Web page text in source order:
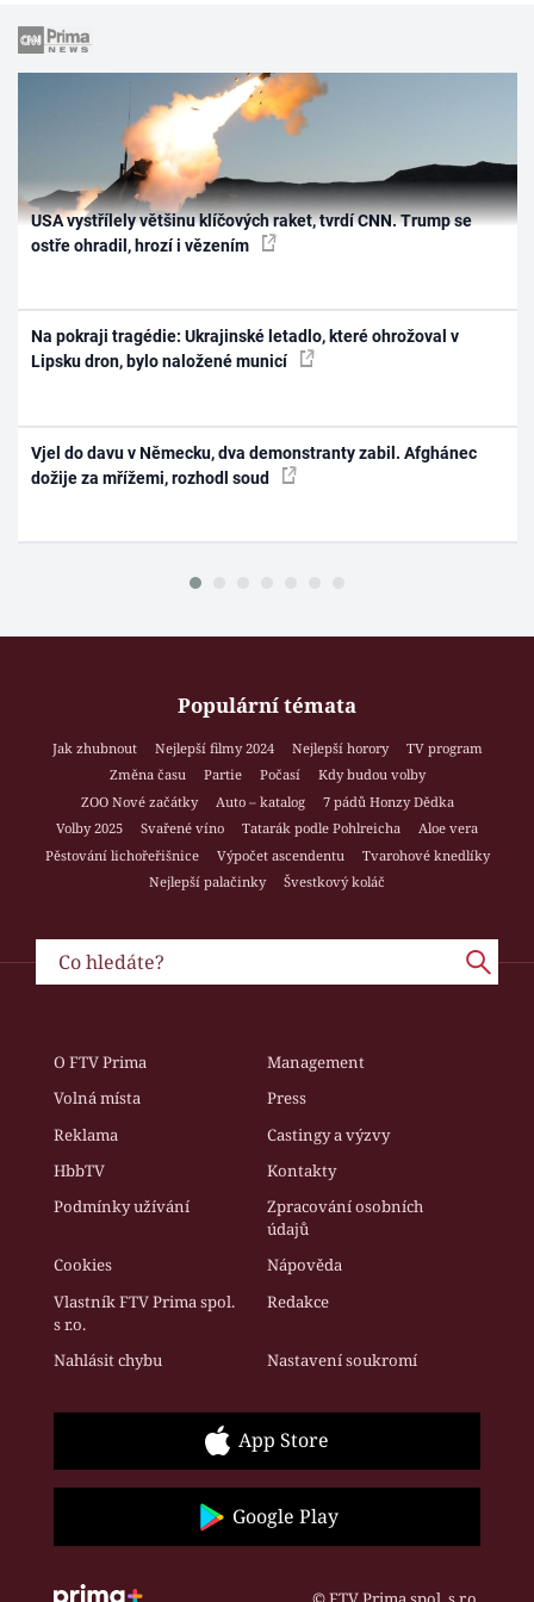
USA vystřílely většinu klíčových raket, tvrdí CNN. Trump se
ostře ohradil, hrozí i vězením
Na pokraji tragédie: Ukrajinské letadlo, které ohrožoval v
Lipsku dron, bylo naložené municí
Vjel do davu v Německu, dva demonstranty zabil. Afghánec
dožije za mřížemi, rozhodl soud
Populární témata
Jak zhubnout Nejlepší filmy 2024 Nejlepší horory
TV program
Změna času
Partie Počasí
Kdy budou volby
ZOO Nové začátky
Auto – katalog
7 pádů Honzy Dědka
Volby 2025
Svařené víno Tatarák podle Pohlreicha
Aloe vera
Pěstování lichořeřišnice
Výpočet ascendentu
Tvarohové knedlíky
Nejlepší palačinky
Švestkový koláč
O FTV Prima
Management
Volná místa
Press
Reklama
Castingy a výzvy
HbbTV
Kontakty
Podmínky užívání
Zpracování osobních
údajů
Cookies
Nápověda
Vlastník FTV Prima spol.
s r.o.
Redakce
Nahlásit chybu Nastavení soukromí
App Store
Google Play